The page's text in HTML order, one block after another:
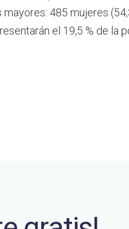
485 mujeres
el 19,5 % de la